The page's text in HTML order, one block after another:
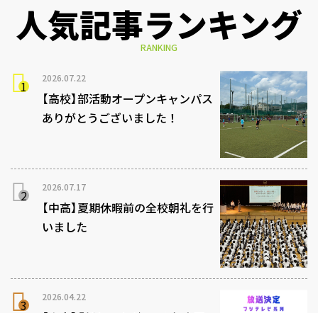
人気記事ランキング
RANKING
2026.07.22
【高校】部活動オープンキャンパス
ありがとうございました！
2026.07.17
【中高】夏期休暇前の全校朝礼を行
いました
2026.04.22